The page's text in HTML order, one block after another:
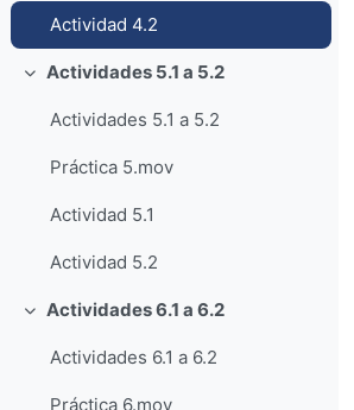
Actividad 4.2
Colapsar
Actividades 5.1 a 5.2
Actividades 5.1 a 5.2
Práctica 5.mov
Actividad 5.1
Actividad 5.2
Colapsar
Actividades 6.1 a 6.2
Actividades 6.1 a 6.2
Práctica 6.mov